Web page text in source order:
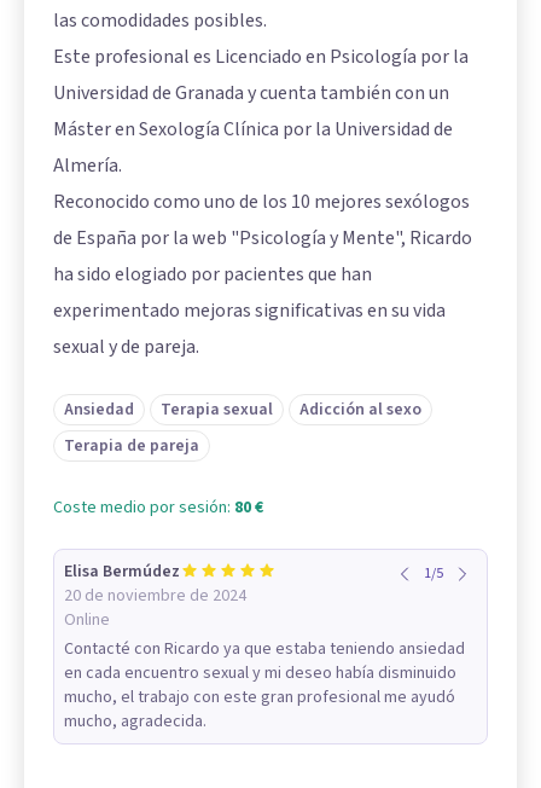
las comodidades posibles.
Este profesional es Licenciado en Psicología por la
Universidad de Granada y cuenta también con un
Máster en Sexología Clínica por la Universidad de
Almería.
Reconocido como uno de los 10 mejores sexólogos
de España por la web "Psicología y Mente", Ricardo
ha sido elogiado por pacientes que han
experimentado mejoras significativas en su vida
sexual y de pareja.
Ansiedad Terapia sexual
Adicción al sexo
Terapia de pareja
Coste medio por sesión: 80 €
Elisa Bermúdez
20 de noviembre de 2024
Online
1/5
Contacté con Ricardo ya que estaba teniendo ansiedad
en cada encuentro sexual y mi deseo había disminuido
mucho, el trabajo con este gran profesional me ayudó
mucho, agradecida.